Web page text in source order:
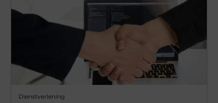
Dienstverlening